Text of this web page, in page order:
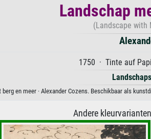
Landschap
(Landscape with
1750 · Tinte auf
berg en meer · Alexander Cozens. Beschikbaar als
Andere